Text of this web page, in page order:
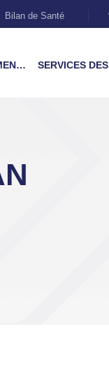
Bilan de Santé
SERVICES DES PATIENTS